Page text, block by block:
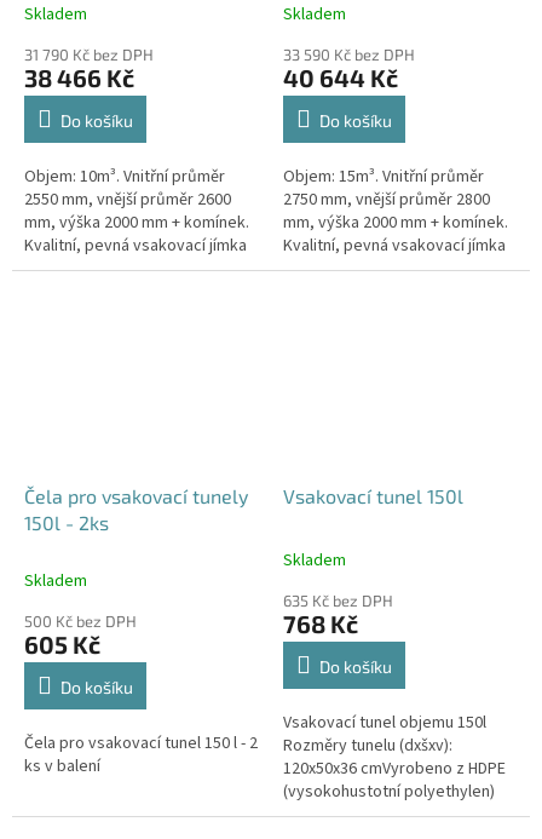
Průměrné
produktu
je
5,0
hvězdiček.
Skladem
31 790 Kč bez DPH
38 466 Kč
Do košíku
Objem: 10m³. Vnitřní průměr
2550 mm, vnější průměr 2600
mm, výška 2000 mm + komínek.
Kvalitní, pevná vsakovací jímka
(nádrž) bez potřeby
Průměrné
produktu
je
5,0
hvězdiček.
Skladem
33 590 Kč bez DPH
40 644 Kč
Do košíku
Objem: 15m³. Vnitřní průměr
2750 mm, vnější průměr 2800
mm, výška 2000 mm + komínek.
Kvalitní, pevná vsakovací jímka
(nádrž) bez potřeby
Čela pro vsakovací tunely
150l - 2ks
Skladem
500 Kč bez DPH
605 Kč
Do košíku
Čela pro vsakovací tunel 150 l - 2
ks v balení
Vsakovací tunel 150l
Průměrné
produktu
je
4,6
hvězdiček.
Skladem
635 Kč bez DPH
768 Kč
Do košíku
Vsakovací tunel objemu 150l
Rozměry tunelu (dxšxv):
120x50x36 cmVyrobeno z HDPE
(vysokohustotní polyethylen)
Nosnost bloků až 3,5t - možno